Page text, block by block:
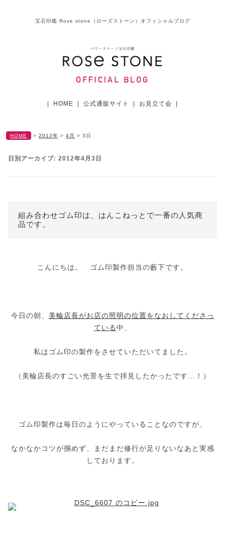
宝石印鑑 Rose stone（ローズストーン）オフィシャルブログ
HOME 公式通販サイト お見立て会
HOME > 2012年 > 4月 > 3日
日別アーカイブ: 2012年4月3日
組み合わせゴム印は、はんこねっとで一番の人気商
品です。
こんにちは。 ゴム印製作担当の藪下です。
今日の朝、 美輪店長がお店の照明の位置をなおしてくださっ
ている中、
私はゴム印の製作をさせていただいてました。
（美輪店長のすごい光景を生で拝見したかったです…！）
ゴム印製作は毎日のようにやっていることなのですが、
なかなかコツが掴めず、まだまだ修行が足りないなあと実感
しております。